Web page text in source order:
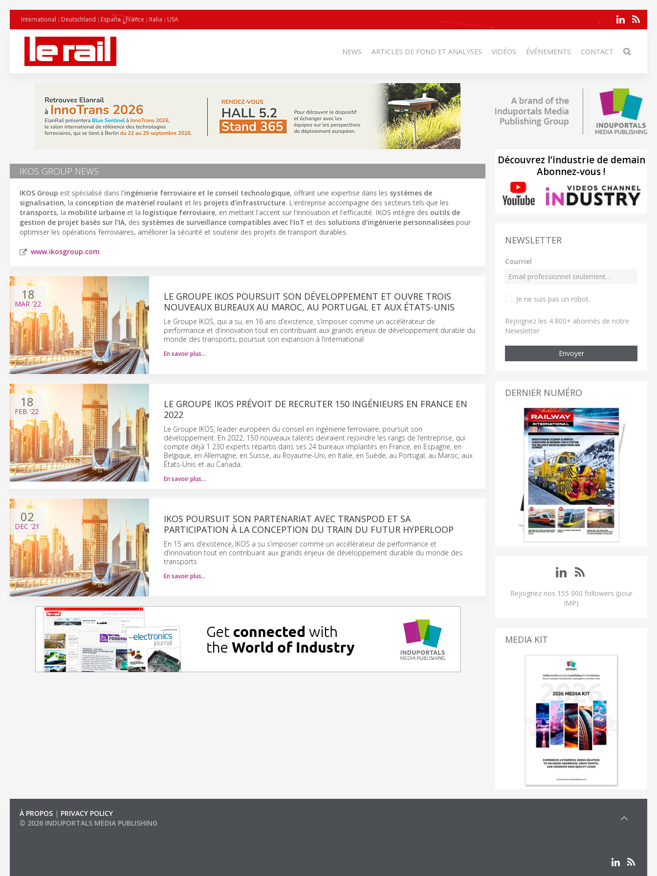
International Deutschland España France Italia USA
NEWS ARTICLES DE FOND ET ANALYSES VIDÉOS ÉVÉNEMENTS CONTACT
IKOS GROUP NEWS
IKOS Group est spécialisé dans l'ingénierie ferroviaire et le conseil technologique, offrant une expertise dans les systèmes de
signalisation, la conception de matériel roulant et les projets d'infrastructure. L'entreprise accompagne des secteurs tels que les
transports, la mobilité urbaine et la logistique ferroviaire, en mettant l'accent sur l'innovation et l'efficacité. IKOS intègre des outils de
gestion de projet basés sur l'IA, des systèmes de surveillance compatibles avec l'IoT et des solutions d'ingénierie personnalisées pour
optimiser les opérations ferroviaires, améliorer la sécurité et soutenir des projets de transport durables.
www.ikosgroup.com
18
MAR '22
LE GROUPE IKOS POURSUIT SON DÉVELOPPEMENT ET OUVRE TROIS
NOUVEAUX BUREAUX AU MAROC, AU PORTUGAL ET AUX ÉTATS-UNIS
Le Groupe IKOS, qui a su, en 16 ans d’existence, s’imposer comme un accélérateur de
performance et d’innovation tout en contribuant aux grands enjeux de développement durable du
monde des transports, poursuit son expansion à l’international
En savoir plus…
18
FEB '22
LE GROUPE IKOS PRÉVOIT DE RECRUTER 150 INGÉNIEURS EN FRANCE EN
2022
Le Groupe IKOS, leader européen du conseil en ingénierie ferroviaire, poursuit son
développement. En 2022, 150 nouveaux talents devraient rejoindre les rangs de l’entreprise, qui
compte déjà 1 230 experts répartis dans ses 24 bureaux implantés en France, en Espagne, en
Belgique, en Allemagne, en Suisse, au Royaume-Uni, en Italie, en Suède, au Portugal, au Maroc, aux
États-Unis et au Canada.
En savoir plus…
02
DEC '21
IKOS POURSUIT SON PARTENARIAT AVEC TRANSPOD ET SA
PARTICIPATION À LA CONCEPTION DU TRAIN DU FUTUR HYPERLOOP
En 15 ans d’existence, IKOS a su s’imposer comme un accélérateur de performance et
d’innovation tout en contribuant aux grands enjeux de développement durable du monde des
transports
En savoir plus…
Découvrez l’industrie de demain
Abonnez-vous !
NEWSLETTER
Courriel
Je ne suis pas un robot.
Rejoignez les 4 800+ abonnés de notre
Newsletter
Envoyer
DERNIER NUMÉRO
Rejoignez nos 155 000 followers (pour
IMP)
MEDIA KIT
À PROPOS | PRIVACY POLICY
© 2026 INDUPORTALS MEDIA PUBLISHING